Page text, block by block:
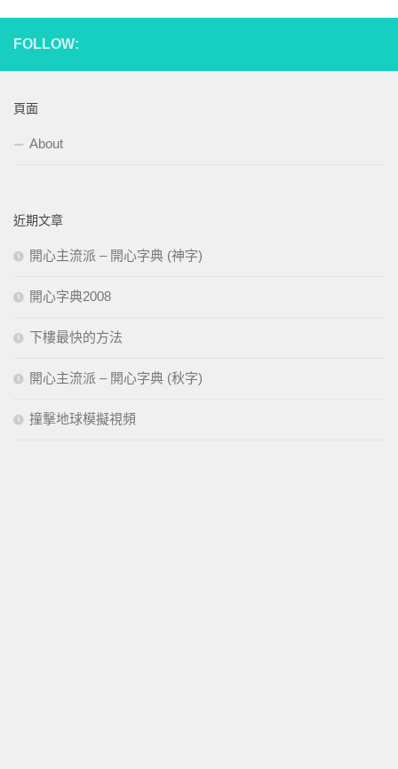
FOLLOW:
頁面
About
近期文章
開心主流派 – 開心字典 (神字)
開心字典2008
下樓最快的方法
開心主流派 – 開心字典 (秋字)
撞擊地球模擬視頻